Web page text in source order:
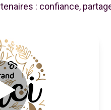
: confiance,